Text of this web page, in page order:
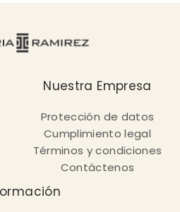
Nuestra Empresa
Protección de datos
Cumplimiento legal
Términos y condiciones
Contáctenos